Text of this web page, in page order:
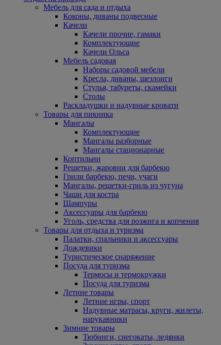
Мебель для сада и отдыха
Коконы, диваны подвесные
Качели
Качели прочие, гамаки
Комплектующие
Качели Ольса
Мебель садовая
Наборы садовой мебели
Кресла, диваны, шезлонги
Стулья, табуреты, скамейки
Столы
Раскладушки и надувные кровати
Товары для пикника
Мангалы
Комплектующие
Мангалы разборные
Мангалы стационарные
Коптильни
Решетки, жаровни для барбекю
Грили барбекю, печи, учаги
Мангалы, решетки-гриль из чугуна
Чаши для костра
Шампуры
Аксессуары для барбекю
Уголь, средства для розжига и копчения
Товары для отдыха и туризма
Палатки, спальники и аксессуары
Дождевики
Туристическое снаряжение
Посуда для туризма
Термосы и термокружки
Посуда для туризма
Летние товары
Летние игры, спорт
Надувные матрасы, круги, жилеты,
нарукавники
Зимние товары
Тюбинги, снегокаты, ледянки